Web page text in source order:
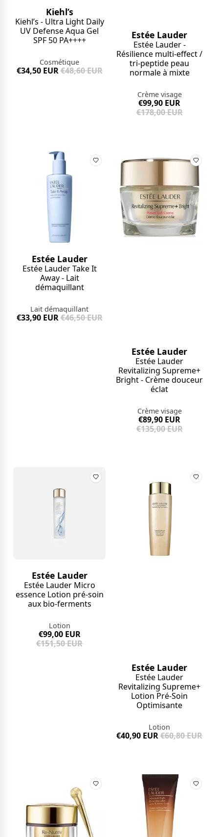
Kiehl’s
Kiehl’s - Ultra Light Daily
UV Defense Aqua Gel
SPF 50 PA++++
Cosmétique
€34,50 EUR€48,60 EUR
Estée Lauder
Estée Lauder -
Résilience multi-effect /
tri-peptide peau
normale à mixte
Crème visage
€99,90 EUR
€178,00 EUR
Estée Lauder
Estée Lauder Take It
Away - Lait
démaquillant
Lait démaquillant
€33,90 EUR€46,50 EUR
Estée Lauder
Estée Lauder
Revitalizing Supreme+
Bright - Crème douceur
éclat
Crème visage
€89,90 EUR
€135,00 EUR
Estée Lauder
Estée Lauder Micro
essence Lotion pré-soin
aux bio-ferments
Lotion
€99,00 EUR
€151,50 EUR
Estée Lauder
Estée Lauder
Revitalizing Supreme+
Lotion Pré-Soin
Optimisante
Lotion
€40,90 EUR€60,80 EUR